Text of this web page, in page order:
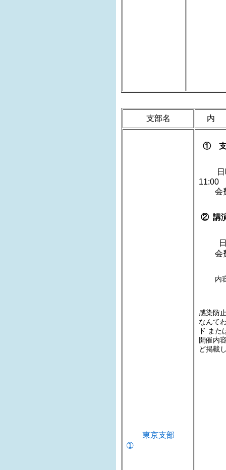
支部名 内
東京支部
➀
① 支
会費
② 講
日時
会費
内
感染
なんて
ド また
開催内
ど掲載